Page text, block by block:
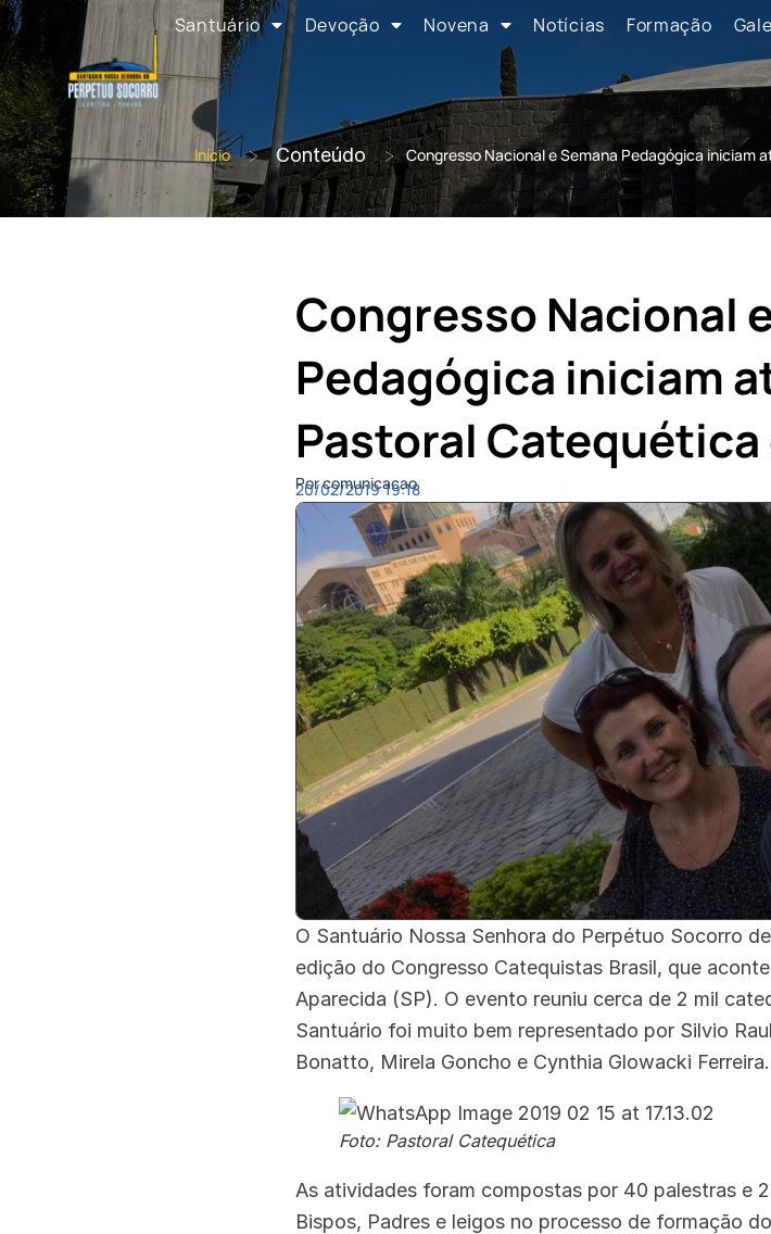
Santuário Devoção Novena Notícias Formação
Início > Conteúdo > Congresso Nacional e Semana Pedagógica iniciam
Congresso Nacional
Pedagógica iniciam
Pastoral Catequética
Por comunicacao
20/02/2019 19:18
O Santuário Nossa Senhora do Perpétuo Socorro
edição do Congresso Catequistas Brasil, que
Aparecida (SP). O evento reuniu cerca de 2 mil
Santuário foi muito bem representado por Silvio
Bonatto, Mirela Goncho e Cynthia Glowacki Ferreira.
Foto: Pastoral Catequética
As atividades foram compostas por 40 palestras e
Bispos, Padres e leigos no processo de formação